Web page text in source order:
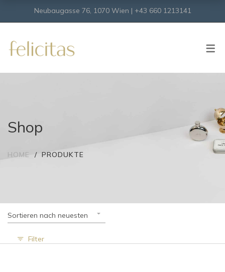
Neubaugasse 76, 1070 Wien | +43 660 1213141
Shop
HOME PRODUKTE
Sortieren nach neuesten
Filter